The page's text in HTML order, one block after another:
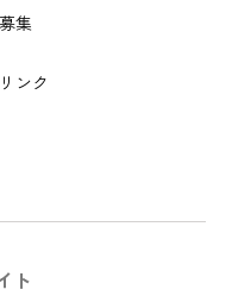
集
ンク
ト